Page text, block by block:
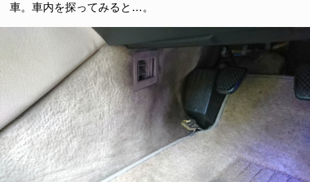
車。車内を探ってみると…。